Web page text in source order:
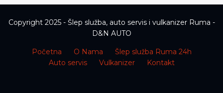
Copyright 2025 - Šlep služba, auto servis i vulkanizer Ruma -
D&N AUTO
Početna O Nama
Šlep služba Ruma 24h
Auto servis
Vulkanizer Kontakt